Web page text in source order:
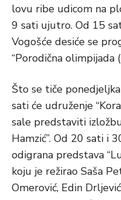
lovu ribe udicom na
9 sati ujutro. Od 15
Vogošće desiće se
“Porodična olimpijada
Što se tiče
sati će udruženje
sale predstaviti
Hamzić”. Od 20 sati i
odigrana predstava
koju je režirao Saša
Omerović, Edin